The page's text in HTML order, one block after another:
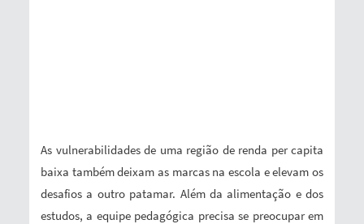
As vulnerabilidades de uma região de renda per capita
baixa também deixam as marcas na escola e elevam os
desafios a outro patamar. Além da alimentação e dos
estudos, a equipe pedagógica precisa se preocupar em